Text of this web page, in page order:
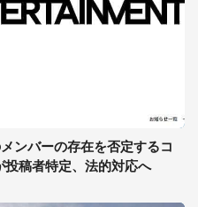
ンバーの存在を否定するコ
稿者特定、法的対応へ